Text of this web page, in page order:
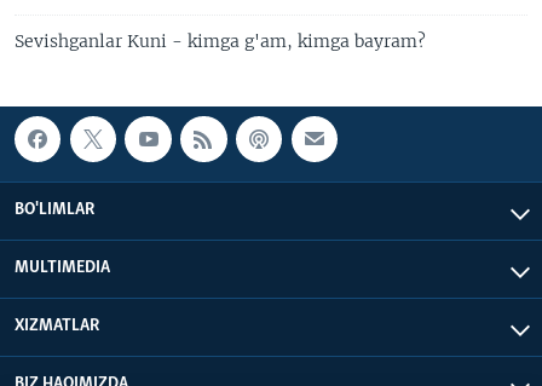
Sevishganlar Kuni - kimga g'am, kimga bayram?
BO'LIMLAR
MULTIMEDIA
XIZMATLAR